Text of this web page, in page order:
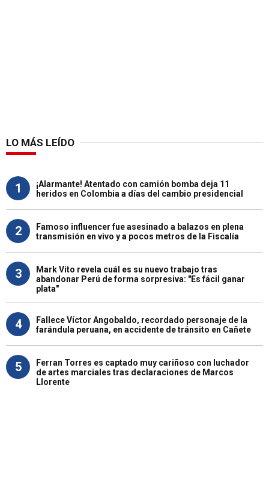
LO MÁS LEÍDO
1
¡Alarmante! Atentado con camión bomba deja 11
heridos en Colombia a días del cambio presidencial
2
Famoso influencer fue asesinado a balazos en plena
transmisión en vivo y a pocos metros de la Fiscalía
3
Mark Vito revela cuál es su nuevo trabajo tras
abandonar Perú de forma sorpresiva: "Es fácil ganar
plata"
4
Fallece Víctor Angobaldo, recordado personaje de la
farándula peruana, en accidente de tránsito en Cañete
5
Ferran Torres es captado muy cariñoso con luchador
de artes marciales tras declaraciones de Marcos
Llorente